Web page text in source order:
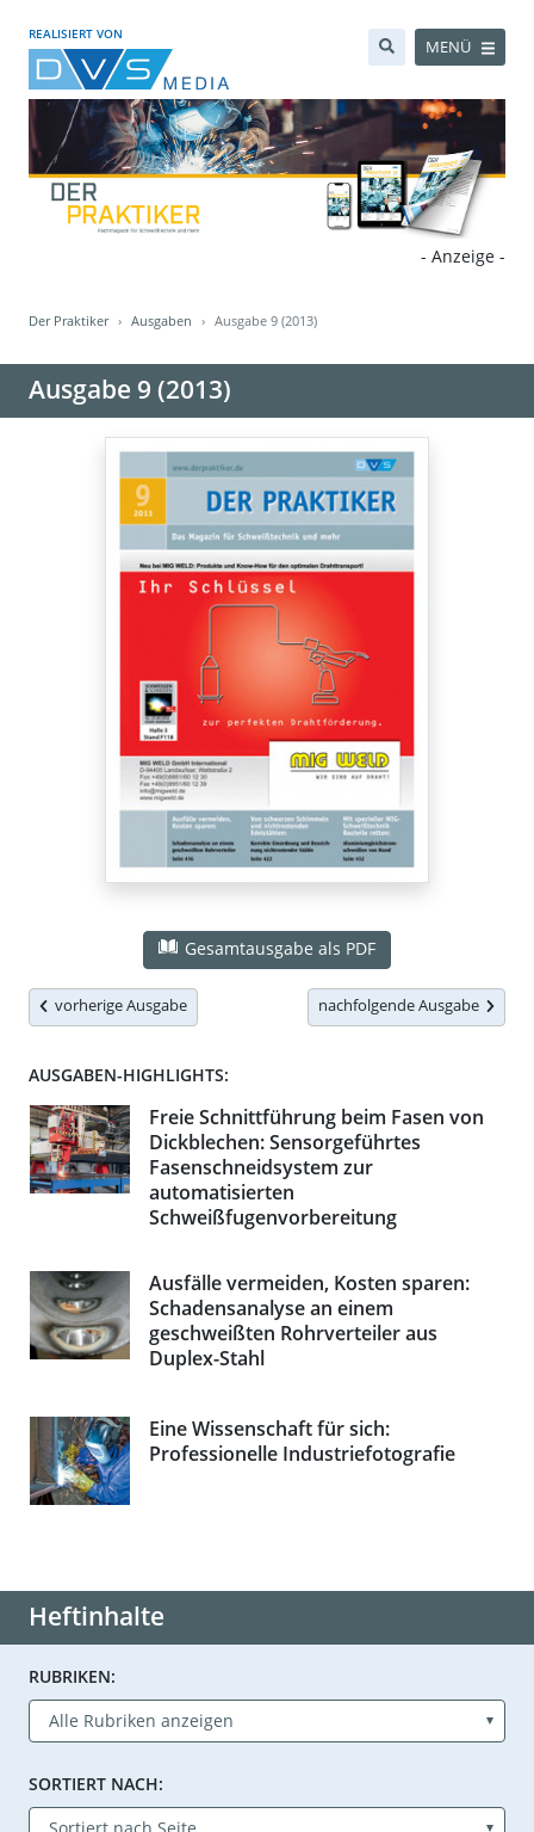
REALISIERT VON
MENÜ
- Anzeige -
Der Praktiker Ausgaben Ausgabe 9 (2013)
Ausgabe 9 (2013)
Gesamtausgabe als PDF
vorherige Ausgabe nachfolgende Ausgabe
AUSGABEN-HIGHLIGHTS:
Freie Schnittführung beim Fasen von
Dickblechen: Sensorgeführtes
Fasenschneidsystem zur
automatisierten
Schweißfugenvorbereitung
Ausfälle vermeiden, Kosten sparen:
Schadensanalyse an einem
geschweißten Rohrverteiler aus
Duplex-Stahl
Eine Wissenschaft für sich:
Professionelle Industriefotografie
Heftinhalte
RUBRIKEN:
SORTIERT NACH: